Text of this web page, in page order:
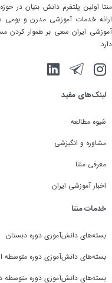
منتا اولین پلتفرم دانش بنیان در
ارائه خدمات آموزشی مدرن و بومی
آموزشی ایران سعی بر هموار کردن
دارد.
لینک‌های مفید
شیوه مطالعه
مشاوره و انگیزشی
معرفی منتا
اخبار آموزشی ایران
خدمات منتا
بسته‌های دانش‌آموزی دوره دبستان
بسته‌های دانش‌آموزی دوره متوسطه
بسته‌های دانش‌آموزی دوره متوسطه